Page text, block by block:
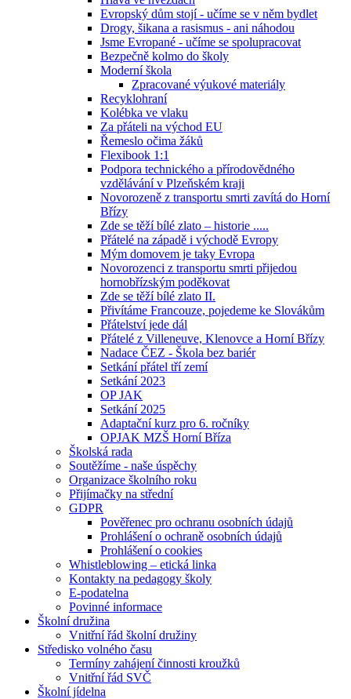
Evropský dům stojí - učíme se v něm bydlet
Drogy, šikana a rasismus - ani náhodou
Jsme Evropané - učíme se spolupracovat
Bezpečně kolmo do školy
Moderní škola
Zpracované výukové materiály
Recyklohraní
Kolébka ve vlaku
Za přáteli na východ EU
Řemeslo očima žáků
Flexibook 1:1
Podpora technického a přírodovědného
vzdělávání v Plzeňském kraji
Novorozeně z transportu smrti zavítá do Horní
Břízy
Zde se těží bílé zlato – historie .....
Přátelé na západě i východě Evropy
Mým domovem je taky Evropa
Novorozenci z transportu smrti přijedou
hornobřízským poděkovat
Zde se těží bílé zlato II.
Přivítáme Francouze, pojedeme ke Slovákům
Přátelství jede dál
Přátelé z Villeneuve, Klenovce a Horní Břízy
Nadace ČEZ - Škola bez bariér
Setkání přátel tří zemí
Setkání 2023
OP JAK
Setkání 2025
Adaptační kurz pro 6. ročníky
OPJAK MZŠ Horní Bříza
Školská rada
Soutěžíme - naše úspěchy
Organizace školního roku
Přijímačky na střední
GDPR
Pověřenec pro ochranu osobních údajů
Prohlášení o ochraně osobních údajů
Prohlášení o cookies
Whistleblowing – etická linka
Kontakty na pedagogy školy
E-podatelna
Povinné informace
Školní družina
Vnitřní řád školní družiny
Středisko volného času
Termíny zahájení činnosti kroužků
Vnitřní řád SVČ
Školní jídelna